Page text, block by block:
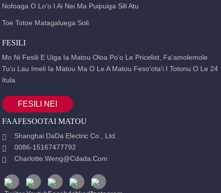
Nofoaga O Loʻo I Ai Nei Ma Puipuiga Sili Atu
Toe Totoe Matagaluega Soli
FESILI
Mo Ni Fesili E Uiga Ia Matou Oloa Poʻo Le Pricelist, Faʻamolemole
Tuʻu Lau Imeli Ia Matou Ma O Le A Matou Fesoʻotaʻi I Totonu O Le 24
Itula.
FESILI NEI
FAAFESOOTAI MATOU
Shanghai DaDa Electric Co., Ltd.
0086-15167477792
Charlotte.weng@cdada.com